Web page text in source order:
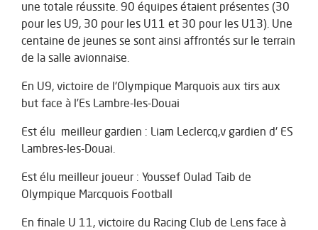
une totale réussite. 90 équipes étaient présentes (30
pour les U9, 30 pour les U11 et 30 pour les U13). Une
centaine de jeunes se sont ainsi affrontés sur le terrain
de la salle avionnaise.
En U9, victoire de l'Olympique Marquois aux tirs aux
but face à l’Es Lambre-les-Douai
Est élu meilleur gardien : Liam Leclercq,v gardien d' ES
Lambres-les-Douai.
Est élu meilleur joueur : Youssef Oulad Taib de
Olympique Marcquois Football
En finale U 11, victoire du Racing Club de Lens face à